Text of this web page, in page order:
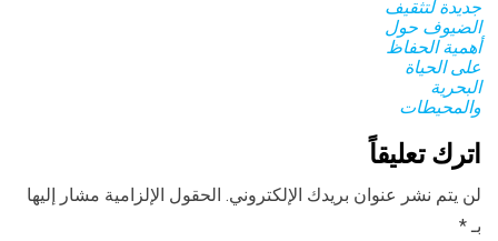
جديدة لتثقيف
الضيوف حول
أهمية الحفاظ
على الحياة
البحرية
والمحيطات
اترك تعليقاً
لن يتم نشر عنوان بريدك الإلكتروني. الحقول الإلزامية مشار إليها
بـ *